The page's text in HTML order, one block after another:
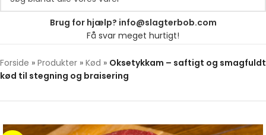
Brug for hjælp? info@slagterbob.com
Få svar meget hurtigt!
Forside » Produkter » Kød » Oksetykkam – saftigt og smagfuldt
kød til stegning og braisering